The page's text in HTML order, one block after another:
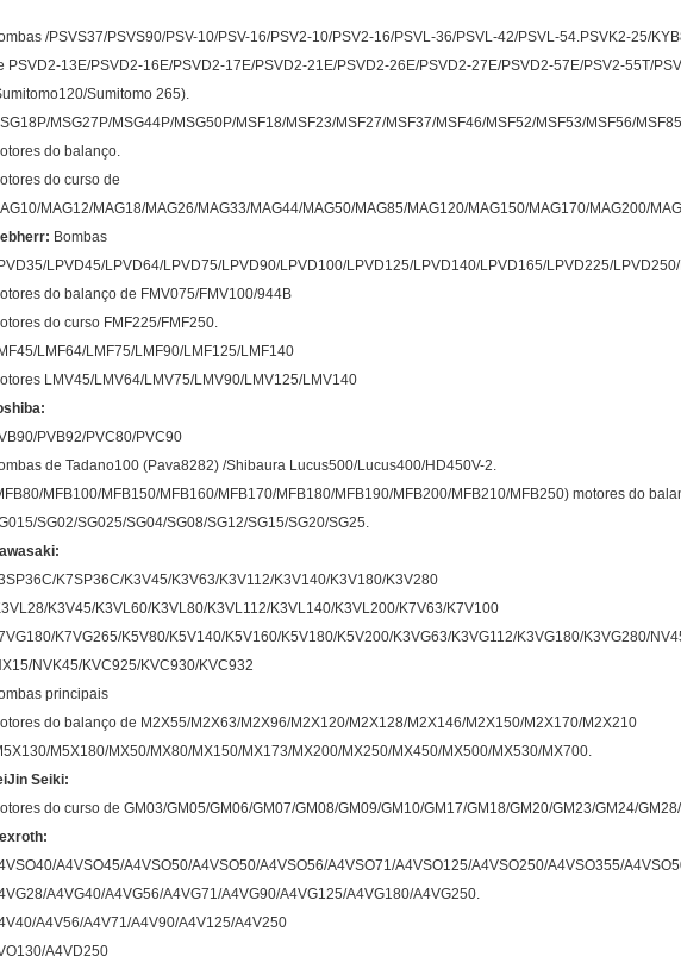
/PSVS37/PSVS90/PSV-10/PSV-16/PSV2-10/PSV2-16/PSVL-36/PSVL-42/PSVL-54.PSVK2-25/
PSVD2-13E/PSVD2-16E/PSVD2-17E/PSVD2-21E/PSVD2-26E/PSVD2-27E/PSVD2-57E/PSV2-55T/
Sumitomo 265).
MSG27P/MSG44P/MSG50P/MSF18/MSF23/MSF27/MSF37/MSF46/MSF52/MSF53/MSF56/
do balanço.
do curso de
MAG12/MAG18/MAG26/MAG33/MAG44/MAG50/MAG85/MAG120/MAG150/MAG170/MAG200/
Bombas
LPVD45/LPVD64/LPVD75/LPVD90/LPVD100/LPVD125/LPVD140/LPVD165/LPVD225/
do balanço de FMV075/FMV100/944B
do curso FMF225/FMF250.
LMF64/LMF75/LMF90/LMF125/LMF140
LMV45/LMV64/LMV75/LMV90/LMV125/LMV140
PVB92/PVC80/PVC90
de Tadano100 (Pava8282) /Shibaura Lucus500/Lucus400/HD450V-2.
MFB100/MFB150/MFB160/MFB170/MFB180/MFB190/MFB200/MFB210/MFB250) motores do
SG02/SG025/SG04/SG08/SG12/SG15/SG20/SG25.
K7SP36C/K3V45/K3V63/K3V112/K3V140/K3V180/K3V280
K3V45/K3VL60/K3VL80/K3VL112/K3VL140/K3VL200/K7V63/K7V100
K7VG265/K5V80/K5V140/K5V160/K5V180/K5V200/K3VG63/K3VG112/K3VG180/K3VG280/
NVK45/KVC925/KVC930/KVC932
principais
do balanço de M2X55/M2X63/M2X96/M2X120/M2X128/M2X146/M2X150/M2X170/M2X210
M5X180/MX50/MX80/MX150/MX173/MX200/MX250/MX450/MX500/MX530/MX700.
Seiki:
do curso de GM03/GM05/GM06/GM07/GM08/GM09/GM10/GM17/GM18/GM20/GM23/GM24/
A4VSO45/A4VSO50/A4VSO50/A4VSO56/A4VSO71/A4VSO125/A4VSO250/A4VSO355/
A4VG40/A4VG56/A4VG71/A4VG90/A4VG125/A4VG180/A4VG250.
A4V56/A4V71/A4V90/A4V125/A4V250
A4VD250